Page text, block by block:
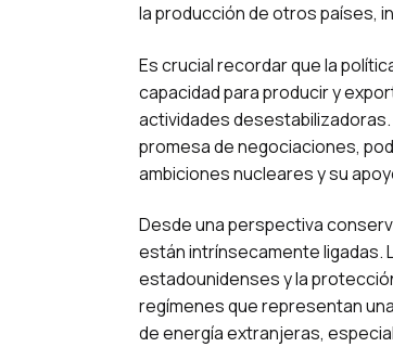
la producción de otros países,
Es crucial recordar que la
capacidad para producir y
actividades
promesa de negociaciones,
ambiciones nucleares y su
Desde una perspectiva
están intrínsecamente ligadas.
estadounidenses y la
regímenes que representan
de energía extranjeras,